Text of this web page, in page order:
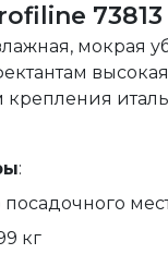
мокрая
крепления
:
кг